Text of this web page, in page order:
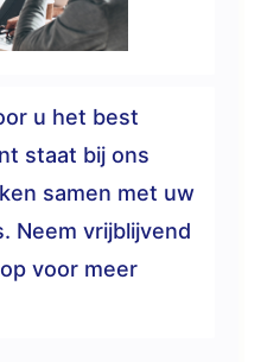
u het best
staat bij ons
samen met uw
Neem vrijblijvend
voor meer